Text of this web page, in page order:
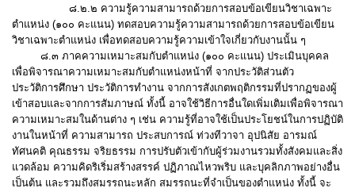
๘.๒.๒ ความรู้ความสามารถด้วยการสอบข้อเขียนวิชาเฉพาะ
ตำแหน่ง (๑๐๐ คะแนน) ทดสอบความรู้ความสามารถด้วยการสอบข้อเขียน
วิชาเฉพาะตำแหน่ง เพื่อทดสอบความรู้ความเข้าใจเกี่ยวกับงานนั้น ๆ
๘.๓ ภาคความเหมาะสมกับตำแหน่ง (๑๐๐ คะแนน) ประเมินบุคคล
เพื่อพิจารณาความเหมาะสมกับตำแหน่งหน้าที่ จากประวัติส่วนตัว
ประวัติการศึกษา ประวัติการทำงาน จากการสังเกตพฤติกรรมที่ปรากฏของผู้
เข้าสอบและจากการสัมภาษณ์ ทั้งนี้ อาจใช้วิธีการอื่นใดเพิ่มเติมเพื่อพิจารณา
ความเหมาะสมในด้านต่าง ๆ เช่น ความรู้ที่อาจใช้เป็นประโยชน์ในการปฏิบัติ
งานในหน้าที่ ความสามารถ ประสบการณ์ ท่วงทีวาจา อุปนิสัย อารมณ์
ทัศนคติ คุณธรรม จริยธรรม การปรับตัวเข้ากับผู้ร่วมงานรวมทั้งสังคมและสิ่ง
แวดล้อม ความคิดริเริ่มสร้างสรรค์ ปฏิภาณไหวพริบ และบุคลิกภาพอย่างอื่น
เป็นต้น และรวมถึงสมรรถนะหลัก สมรรถนะที่จำเป็นของตำแหน่ง ทั้งนี้ จะ